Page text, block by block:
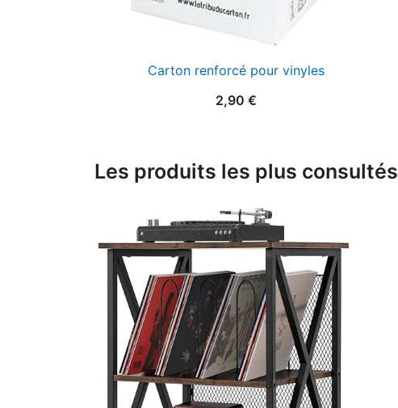
Carton renforcé pour vinyles
2,90 €
Les produits les plus consultés